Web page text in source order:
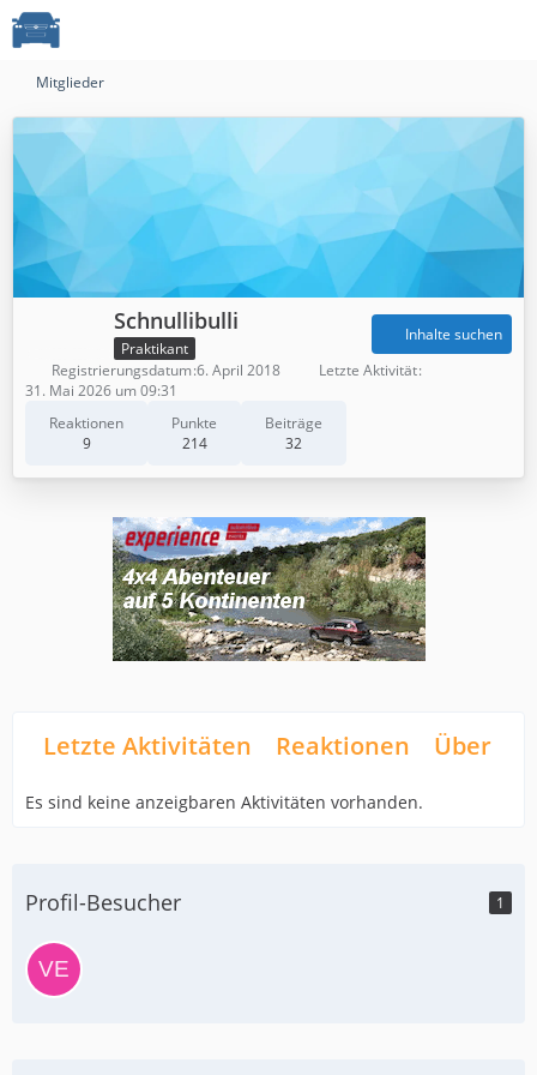
Mitglieder
Schnullibulli
Praktikant
Reaktionen
9
Punkte
214
Beiträge
32
Inhalte suchen
Registrierungsdatum 6. April 2018
Letzte Aktivität
31. Mai 2026 um 09:31
Letzte Aktivitäten Reaktionen Über
Es sind keine anzeigbaren Aktivitäten vorhanden.
Profil-Besucher 1